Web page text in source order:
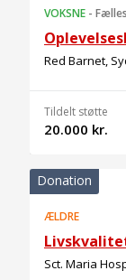
VOKSNE -
Red Barnet,
Tildelt støtte
20.000 kr.
Donation
ÆLDRE
Sct. Maria